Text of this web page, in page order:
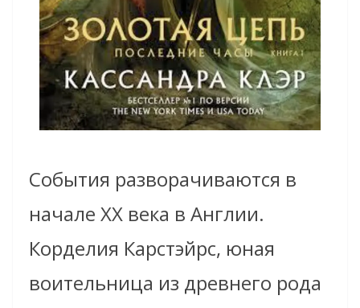
События разворачиваются в
начале XX века в Англии.
Корделия Карстэйрс, юная
воительница из древнего рода